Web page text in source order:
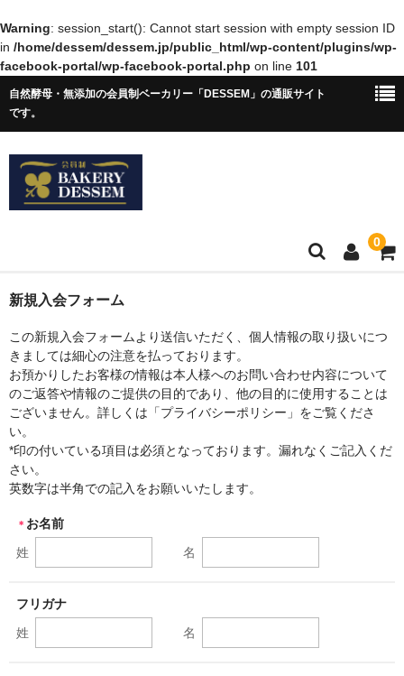
Warning: session_start(): Cannot start session with empty session ID
in /home/dessem/dessem.jp/public_html/wp-content/plugins/wp-
facebook-portal/wp-facebook-portal.php on line 101
自然酵母・無添加の会員制ベーカリー「DESSEM」の通販サイト
です。
0
ホーム
ショップについて
アクセス
「デッセム」ブログ
お問合せ
新規「会員制ベーカリー・デッセム」第１２期募集
新規入会フォーム
この新規入会フォームより送信いただく、個人情報の取り扱いにつ
きましては細心の注意を払っております。
お預かりしたお客様の情報は本人様へのお問い合わせ内容について
のご返答や情報のご提供の目的であり、他の目的に使用することは
ございません。詳しくは「プライバシーポリシー」をご覧くださ
い。
*印の付いている項目は必須となっております。漏れなくご記入くだ
さい。
英数字は半角での記入をお願いいたします。
＊ お名前
姓
名
フリガナ
姓
名